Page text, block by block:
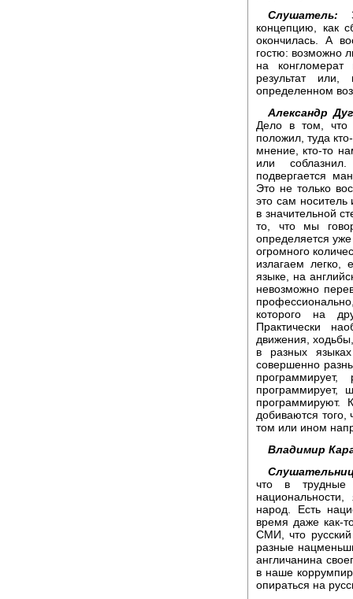
Слушатель:
концепцию, как
окончилась. А
гостю: возможно
на
результат или,
определенном
Александр
Дело в том, что
положил, туда
мнение, кто-то
или
подвергается
Это не только
это сам
в значительной
то, что мы
определяется
огромного
излагаем легко,
языке, на
невозможно
которого на
Практически
движения,
в разных
совершенно
программируют.
добиваются того,
том или ином
Владимир
что в трудные
народ. Есть
время даже как-
СМИ, что русский
разные
англичанина
в наше
опираться на